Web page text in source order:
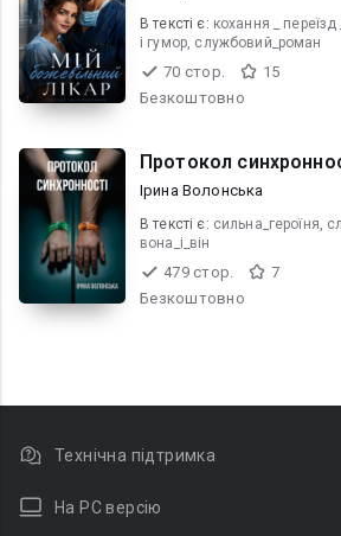
В текcті є: кохання _ переїзд _ різниця у віці, кохання
і гумор, службовий_роман
70 стор.
15
Безкоштовно
Протокол
Ірина Волонська
В текcті є: сильна_героїня,
вона_і_він
479 стор.
7
Безкоштовно
Технічна підтримка
На PC версію